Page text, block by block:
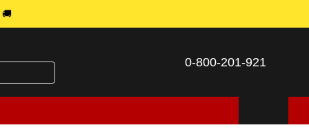
🚚
0-800-201-921